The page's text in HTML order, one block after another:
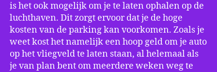
is het ook mogelijk om je te laten ophalen op de
luchthaven. Dit zorgt ervoor dat je de hoge
kosten van de parking kan voorkomen. Zoals je
weet kost het namelijk een hoop geld om je auto
op het vliegveld te laten staan, al helemaal als
je van plan bent om meerdere weken weg te